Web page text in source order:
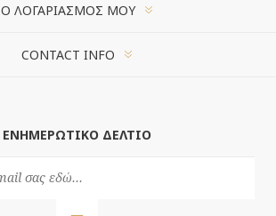
Ο ΛΟΓΑΡΙΑΣΜΌΣ ΜΟΥ
CONTACT INFO
ΕΝΗΜΕΡΩΤΙΚΌ ΔΕΛΤΊΟ